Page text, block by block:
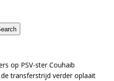
op PSV-ster Couhaib
transferstrijd verder oplaait